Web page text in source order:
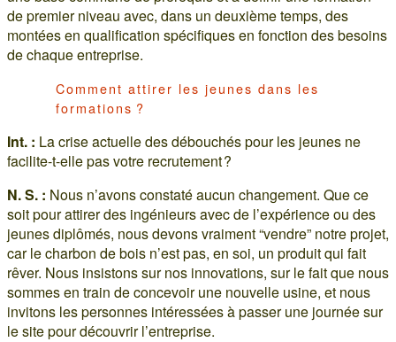
de premier niveau avec, dans un deuxième temps, des
montées en qualification spécifiques en fonction des besoins
de chaque entreprise.
Comment attirer les jeunes dans les
formations ?
Int. : La crise actuelle des débouchés pour les jeunes ne
facilite-t-elle pas votre recrutement ?
N. S. : Nous n’avons constaté aucun changement. Que ce
soit pour attirer des ingénieurs avec de l’expérience ou des
jeunes diplômés, nous devons vraiment “vendre” notre projet,
car le charbon de bois n’est pas, en soi, un produit qui fait
rêver. Nous insistons sur nos innovations, sur le fait que nous
sommes en train de concevoir une nouvelle usine, et nous
invitons les personnes intéressées à passer une journée sur
le site pour découvrir l’entreprise.